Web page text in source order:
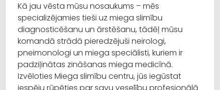
Kā jau vēsta mūsu nosaukums – mēs
specializējamies tieši uz miega slimību
diagnosticēšanu un ārstēšanu, tādēļ mūsu
komandā strādā pieredzējuši neirologi,
pneimonologi un miega speciālisti, kuriem ir
padziļinātas zināšanas miega medicīnā.
Izvēloties Miega slimību centru, jūs iegūstat